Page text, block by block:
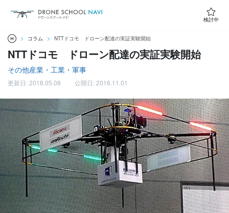
検討中
コラム NTTドコモ ドローン配達の実証実験開始
NTTドコモ ドローン配達の実証実験開始
その他産業・工業・軍事
更新日: 2018.05.08 公開日: 2016.11.01